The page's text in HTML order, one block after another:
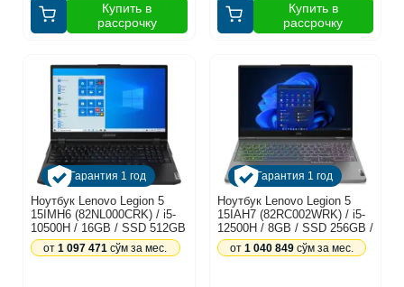
Купить в
рассрочку
Купить в
рассрочку
Гарантия 1 год
Ноутбук Lenovo Legion 5
15IMH6 (82NL000CRK) / i5-
10500H / 16GB / SSD 512GB
/ RTX3050 Ti 4GB / 15.6",
черный
от1 097 471 сўм за мес.
Гарантия 1 год
Ноутбук Lenovo Legion 5
15IAH7 (82RC002WRK) / i5-
12500H / 8GB / SSD 256GB /
RTX3050Ti 4GB / 15.6",
серый
от 1 040 849сўм за мес.